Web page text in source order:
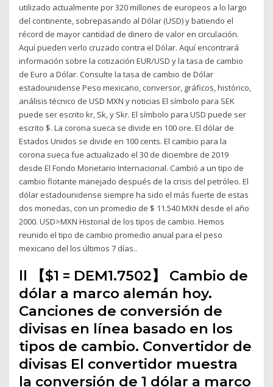
utilizado actualmente por 320 millones de europeos a lo largo
del continente, sobrepasando al Dólar (USD) y batiendo el
récord de mayor cantidad de dinero de valor en circulación.
Aquí pueden verlo cruzado contra el Dólar. Aquí encontrará
información sobre la cotización EUR/USD y la tasa de cambio
de Euro a Dólar. Consulte la tasa de cambio de Dólar
estadounidense Peso mexicano, conversor, gráficos, histórico,
análisis técnico de USD MXN y noticias El símbolo para SEK
puede ser escrito kr, Sk, y Skr. El símbolo para USD puede ser
escrito $. La corona sueca se divide en 100 ore. El dólar de
Estados Unidos se divide en 100 cents. El cambio para la
corona sueca fue actualizado el 30 de diciembre de 2019
desde El Fondo Monetario Internacional. Cambió a un tipo de
cambio flotante manejado después de la crisis del petróleo. El
dólar estadounidense siempre ha sido el más fuerte de estas
dos monedas, con un promedio de $ 11.540 MXN desde el año
2000. USD>MXN Historial de los tipos de cambio. Hemos
reunido el tipo de cambio promedio anual para el peso
mexicano del los últimos 7 días..
ll 【$1 = DEM1.7502】 Cambio de
dólar a marco alemán hoy.
Canciones de conversión de
divisas en línea basado en los
tipos de cambio. Convertidor de
divisas El convertidor muestra
la conversión de 1 dólar a marco